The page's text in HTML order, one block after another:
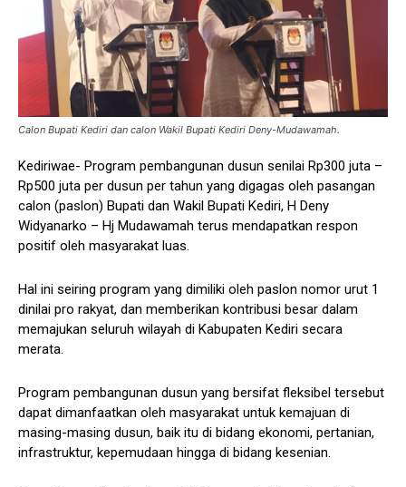
Calon Bupati Kediri dan calon Wakil Bupati Kediri Deny-Mudawamah.
Kediriwae- Program pembangunan dusun senilai Rp300 juta –
Rp500 juta per dusun per tahun yang digagas oleh pasangan
calon (paslon) Bupati dan Wakil Bupati Kediri, H Deny
Widyanarko – Hj Mudawamah terus mendapatkan respon
positif oleh masyarakat luas.
Hal ini seiring program yang dimiliki oleh paslon nomor urut 1
dinilai pro rakyat, dan memberikan kontribusi besar dalam
memajukan seluruh wilayah di Kabupaten Kediri secara
merata.
Program pembangunan dusun yang bersifat fleksibel tersebut
dapat dimanfaatkan oleh masyarakat untuk kemajuan di
masing-masing dusun, baik itu di bidang ekonomi, pertanian,
infrastruktur, kepemudaan hingga di bidang kesenian.